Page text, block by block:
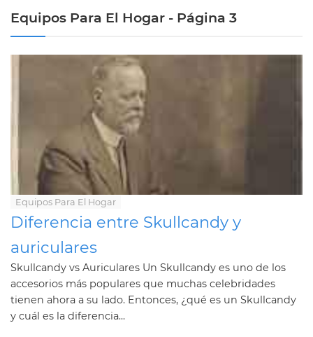
Equipos Para El Hogar - Página 3
Equipos Para El Hogar
Diferencia entre Skullcandy y
auriculares
Skullcandy vs Auriculares Un Skullcandy es uno de los
accesorios más populares que muchas celebridades
tienen ahora a su lado. Entonces, ¿qué es un Skullcandy
y cuál es la diferencia...